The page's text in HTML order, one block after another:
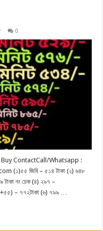
0
Buy ContactCall/Whatsapp :
(১)৫৫ জিবি – ৫১৪ টাকা (২) ৬৪৮
নং চেক (৪) ২৯৭ –
– ৭৭২টাকা (৬) ৭৯৯ …